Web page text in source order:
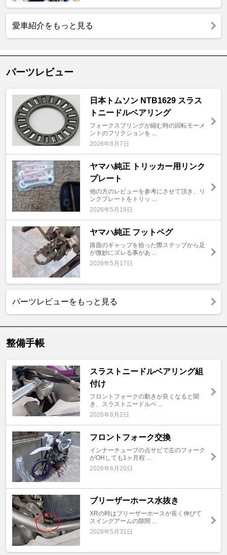
愛車紹介をもっと見る
パーツレビュー
日本トムソン NTB1629 スラス
トニードルベアリング
フォークスプリングが縮む時の回転モーメ
ントのフリクションを ...
2026年8月7日
ヤマハ純正 トリッカー用リンク
プレート
他の方のレビューを参考にさせて頂き、リ
ンクプレートをトリッ ...
2026年5月19日
ヤマハ純正 フットペグ
路面のギャップを拾った際ステップから足
が微妙にズレる事があ ...
2026年5月17日
パーツレビューをもっと見る
整備手帳
スラストニードルベアリング組
付け
フロントフォークの動きが良くなると聞
き、スラストニードルベ ...
2026年8月2日
フロントフォーク交換
インナーチューブの点サビで左のフォーク
がOHしても1ヶ月程 ...
2026年6月20日
ブリーザーホース水抜き
XRの時はブリーザーホースが長く伸びて
スイングアームの隙間 ...
2026年5月31日